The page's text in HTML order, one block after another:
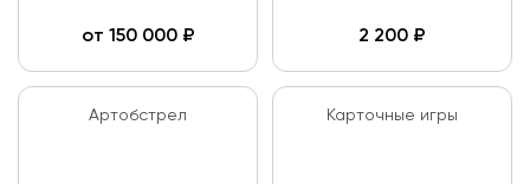
от 150 000₽ 2 200 ₽
Артобстрел Карточные игры